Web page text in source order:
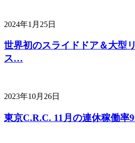
2024年1月25日
世界初のスライドドア＆大型
ス…
2023年10月26日
東京C.R.C. 11月の連休稼働